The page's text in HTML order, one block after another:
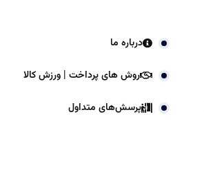
درباره ما
روش های پرداخت | ورزش کالا
پرسش‌های متداول